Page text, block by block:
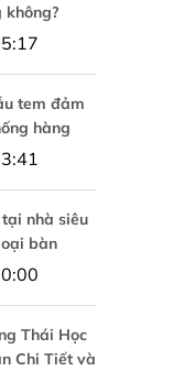
không?
tem đảm
hàng
nhà siêu
bàn
Thái Học
Chi Tiết và